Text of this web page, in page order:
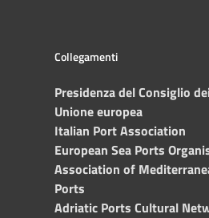
Collegamenti
Presidenza del Consiglio
Unione europea
Italian Port Association
European Sea Ports
Association of
Ports
Adriatic Ports Cultural